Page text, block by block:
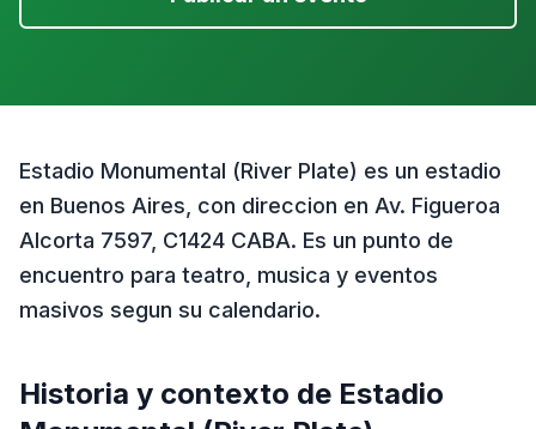
Estadio Monumental (River Plate) es un estadio
en Buenos Aires, con direccion en Av. Figueroa
Alcorta 7597, C1424 CABA. Es un punto de
encuentro para teatro, musica y eventos
masivos segun su calendario.
Historia y contexto de Estadio